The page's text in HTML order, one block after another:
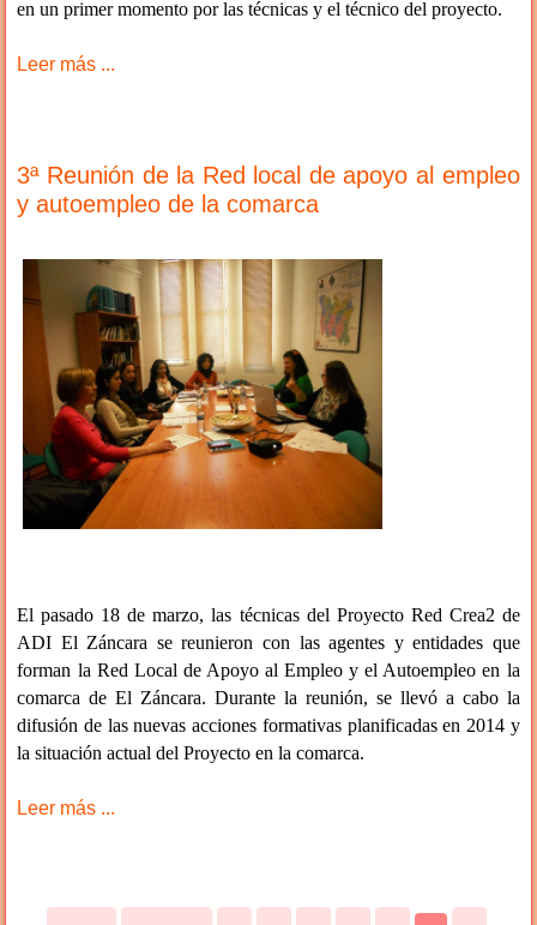
en un primer momento por las técnicas y el técnico del proyecto.
Leer más ...
3ª Reunión de la Red local de apoyo al empleo
y autoempleo de la comarca
El pasado 18 de marzo, las técnicas del Proyecto Red Crea2 de
ADI El Záncara se reunieron con las agentes y entidades que
forman la Red Local de Apoyo al Empleo y el Autoempleo en la
comarca de El Záncara. Durante la reunión, se llevó a cabo la
difusión de las nuevas acciones formativas planificadas en 2014 y
la situación actual del Proyecto en la comarca.
Leer más ...